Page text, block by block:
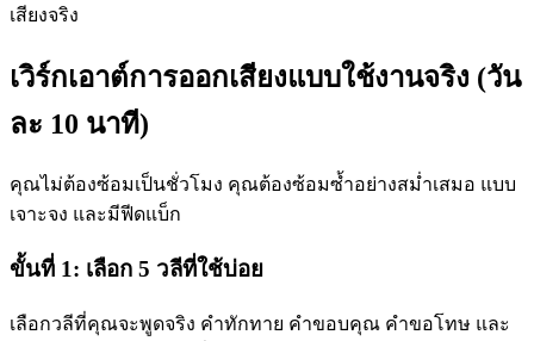
เสียงจริง
เวิร์กเอาต์การออกเสียงแบบใช้งานจริง (วัน
ละ 10 นาที)
คุณไม่ต้องซ้อมเป็นชั่วโมง คุณต้องซ้อมซ้ำอย่างสม่ำเสมอ แบบ
เจาะจง และมีฟีดแบ็ก
ขั้นที่ 1: เลือก 5 วลีที่ใช้บ่อย
เลือกวลีที่คุณจะพูดจริง คำทักทาย คำขอบคุณ คำขอโทษ และ